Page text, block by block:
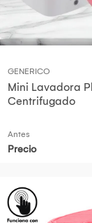
GENERICO
Mini Lavadora
Centrifugado
Antes
Precio